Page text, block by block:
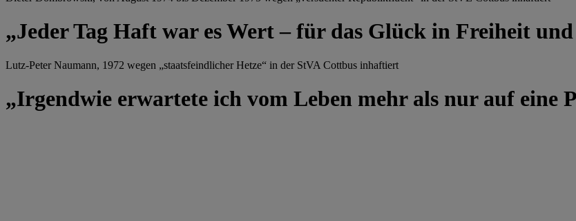
„Jeder Tag Haft war es Wert – für das Glück in Freiheit
Lutz-Peter Naumann, 1972 wegen „staatsfeindlicher Hetze“ in der StVA Cottbus inhaftiert
„Irgendwie erwartete ich vom Leben mehr als nur auf eine